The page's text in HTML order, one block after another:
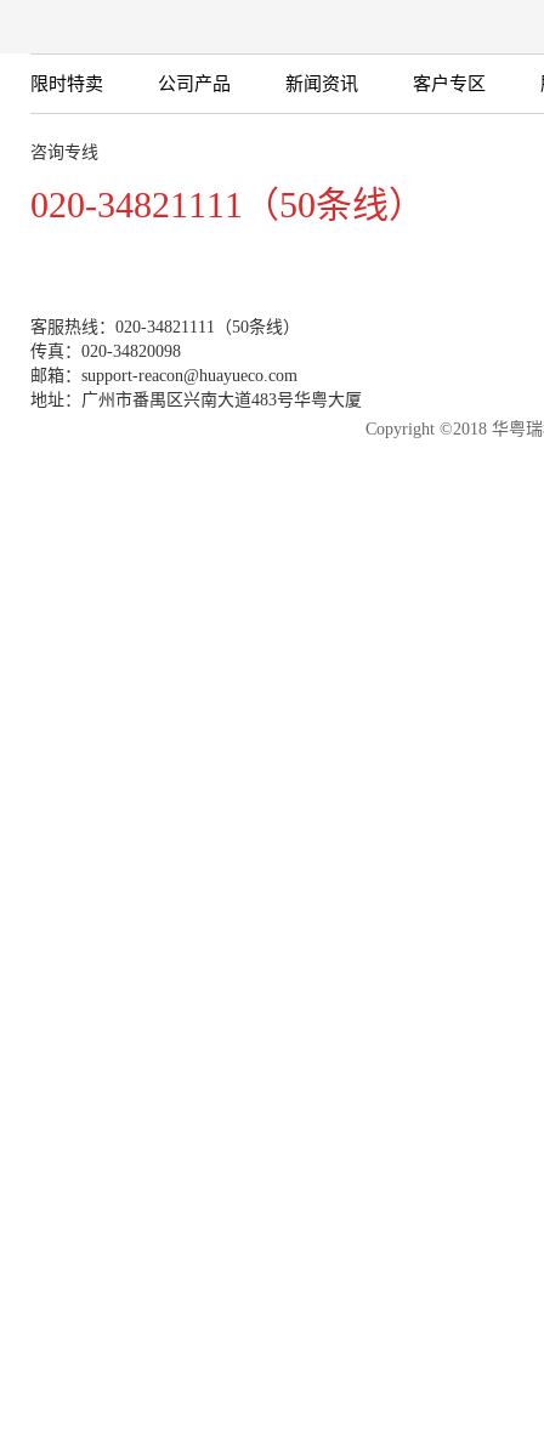
限时特卖 公司产品 新闻资讯 客户专区
咨询专线
020-34821111（50条线）
客服热线：020-34821111（50条线）
传真：020-34820098
邮箱：support-reacon@huayueco.com
地址：广州市番禺区兴南大道483号华粤大厦
Copyright ©2018 华粤